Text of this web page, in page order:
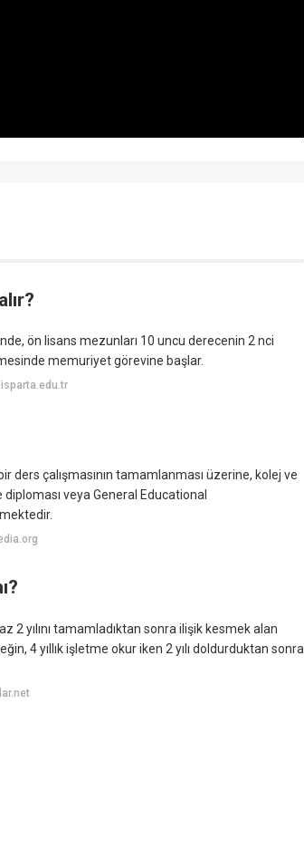
ön lisans mezunları 10 uncu derecenin 2 nci
memuriyet görevine başlar.
ders çalışmasının tamamlanması üzerine, kolej ve
veya General Educational
2 yılını tamamladıktan sonra ilişik kesmek alan
4 yıllık işletme okur iken 2 yılı doldurduktan sonra